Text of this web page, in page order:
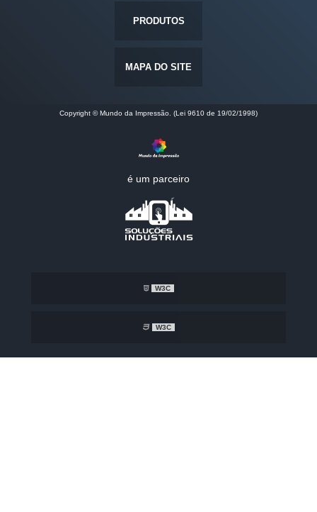
PRODUTOS
MAPA DO SITE
Copyright © Mundo da Impressão. (Lei 9610 de 19/02/1998)
é um parceiro
W3C
W3C